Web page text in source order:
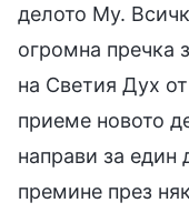
дeлото Му.
огромна пречка
на Светия Дух
приеме новото
направи за един
премине през